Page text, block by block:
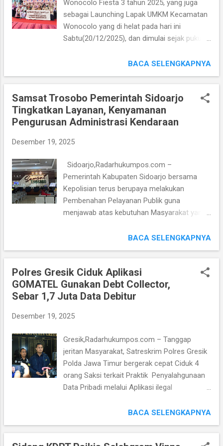
Kombes Pol Dr. Maruly Pardede, S.H, S.I..K,
M.H dinilai layak menerima Penghargaan
tersebut atas Integritas Kepemimpinan,
Inovasi, serta Kreativitasnya dalam
“Di bawah Kepemimpinan Kombes Pol Dr.
Maruly Pardede, S.H,...
Wonocolo Fiesta 3 tahun 2025, yang juga
sebagai Launching Lapak UMKM Kecamatan
Wonocolo yang di helat pada hari ini
Sabtu(20/12/2025), dan dimulai sejak pukul
sertakan 40 peserta pelaku usaha
UMKM(Usaha Mikro Kecil dan Menengah) dari
lima kelurahan di wilayah kecamatan
Wonocolo Surabaya. Hadir juga beberapa
tamu undangan dalam acara Launching
Lapak UMKM Kecamatan Wonocolo tersebut
Wonocolo 3. Kapolsek Wonocolo 4. Lurah se
DPD RI 6. Muhaimin anggota DPRD Kota
Surabaya 7. Amalia Kabid Perikanan DKPP 8.
Manajemen Hotel Bess Mansion 9.
Manajemen Hotel Ibis Southern 10.
Manajemen Plaza Marina 11. Ketua KKMP se
langsung bazar dari hasil pembinaan
paguyuban UMKM yang mewakili dari lima
Surabaya . Diadakannya kegiat...
BACA SELENGKAPNYA
Samsat Trosobo Pemerintah Sidoarjo
Tingkatkan Layanan, Kenyamanan
Pengurusan Administrasi Kendaraan
Desember 19, 2025
Sidoarjo,Radarhukumpos.com –
Pemerintah Kabupaten Sidoarjo bersama
Kepolisian terus berupaya melakukan
Pembenahan Pelayanan Publik guna
menjawab atas kebutuhan Masyarakat yang
konkret yang dilakukan adalah Memusatkan
Seluruh Pelayanan Sistem Administrasi
Manunggal Satu Atap (Samsat) menjadi satu
lokasi Terpadu di Samsat Trosobo.
Kebijakan ini sekaligus mengakhiri
Operasional Pelayanan Samsat di Krian dan
ke Lokasi yang baru dinilai lebih Layak,
Pemusatan Layanan ini sangat mampu
memberikan dalam kemudahan Akses dan
meningkatkan Kenyamanan, Kemudahan
Pelayanan Masyarakat berbagai Pengurusan
Administrasi Kendaraan Bermotor, mulai
hingga Layanan lainnya. Konsep Pelayanan
Terpadu satu lokasi, bahwa Pemerintah
BACA SELENGKAPNYA
Polres Gresik Ciduk Aplikasi
GOMATEL Gunakan Debt Collector,
Sebar 1,7 Juta Data Debitur
Desember 19, 2025
Gresik,Radarhukumpos.com – Tanggap
jeritan Masyarakat, Satreskrim Polres Gresik
Polda Jawa Timur bergerak cepat Ciduk 4
orang Saksi terkait Praktik Penyalahgunaan
Data Pribadi melalui Aplikasi ilegal
Collector untuk menjaring Kendaraan Roda 4
(Mobil) yang dikatagorikan telat bayar di
Wilayah Hukum Polres Gresik. Pengungkapan
BACA SELENGKAPNYA